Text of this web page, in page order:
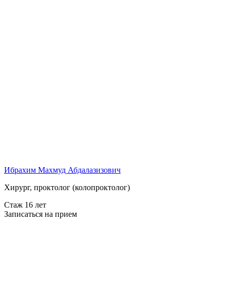
Ибрахим Махмуд Абдалазизович
Хирург, проктолог (колопроктолог)
Стаж 16 лет
Записаться на прием